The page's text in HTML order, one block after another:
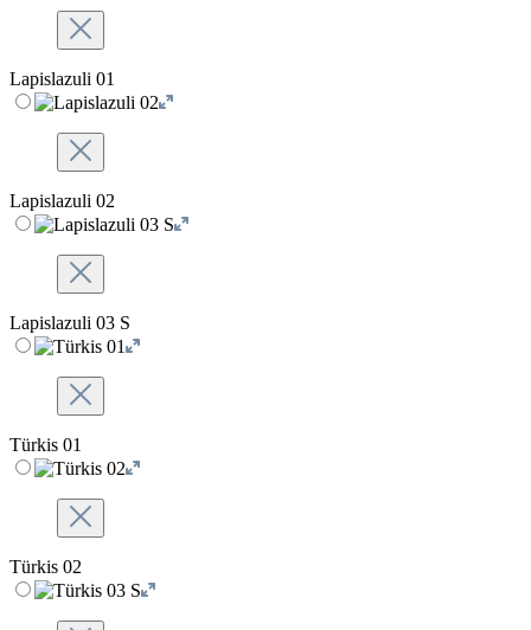
Lapislazuli 01
Lapislazuli 02
Lapislazuli 03 S
Türkis 01
Türkis 02